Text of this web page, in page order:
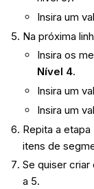
Insira um
Na próxima
Insira os
Nível 4.
Insira um
Insira um
Repita a
itens de
Se quiser criar
a 5.